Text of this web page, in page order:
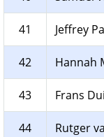
41 Jeffrey
42 Hannah
43 Frans
44 Rutger